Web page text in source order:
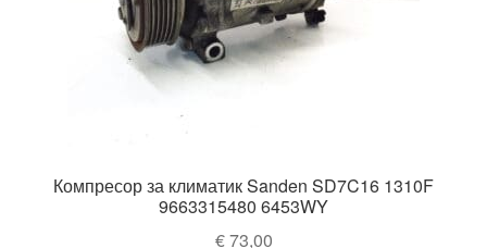
Компресор за климатик Sanden SD7C16 1310F
9663315480 6453WY
€73,00